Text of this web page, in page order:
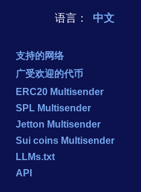
语言： 中文
支持的网络
广受欢迎的代币
ERC20 Multisender
SPL Multisender
Jetton Multisender
Sui coins Multisender
LLMs.txt
API